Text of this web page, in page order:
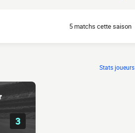
5 matchs cette saison
Stats joueurs
3